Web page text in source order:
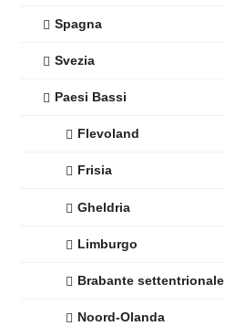
Spagna
Svezia
Paesi Bassi
Flevoland
Frisia
Gheldria
Limburgo
Brabante settentrionale
Noord-Olanda